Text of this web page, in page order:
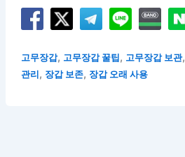
고무장갑, 고무장갑 꿀팁 , 고무장갑 보관,
관리 , 장갑 보존, 장갑 오래 사용